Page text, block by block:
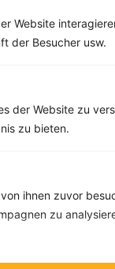
Website
der Besucher usw.
der Website zu
zu bieten.
ihnen zuvor
zu